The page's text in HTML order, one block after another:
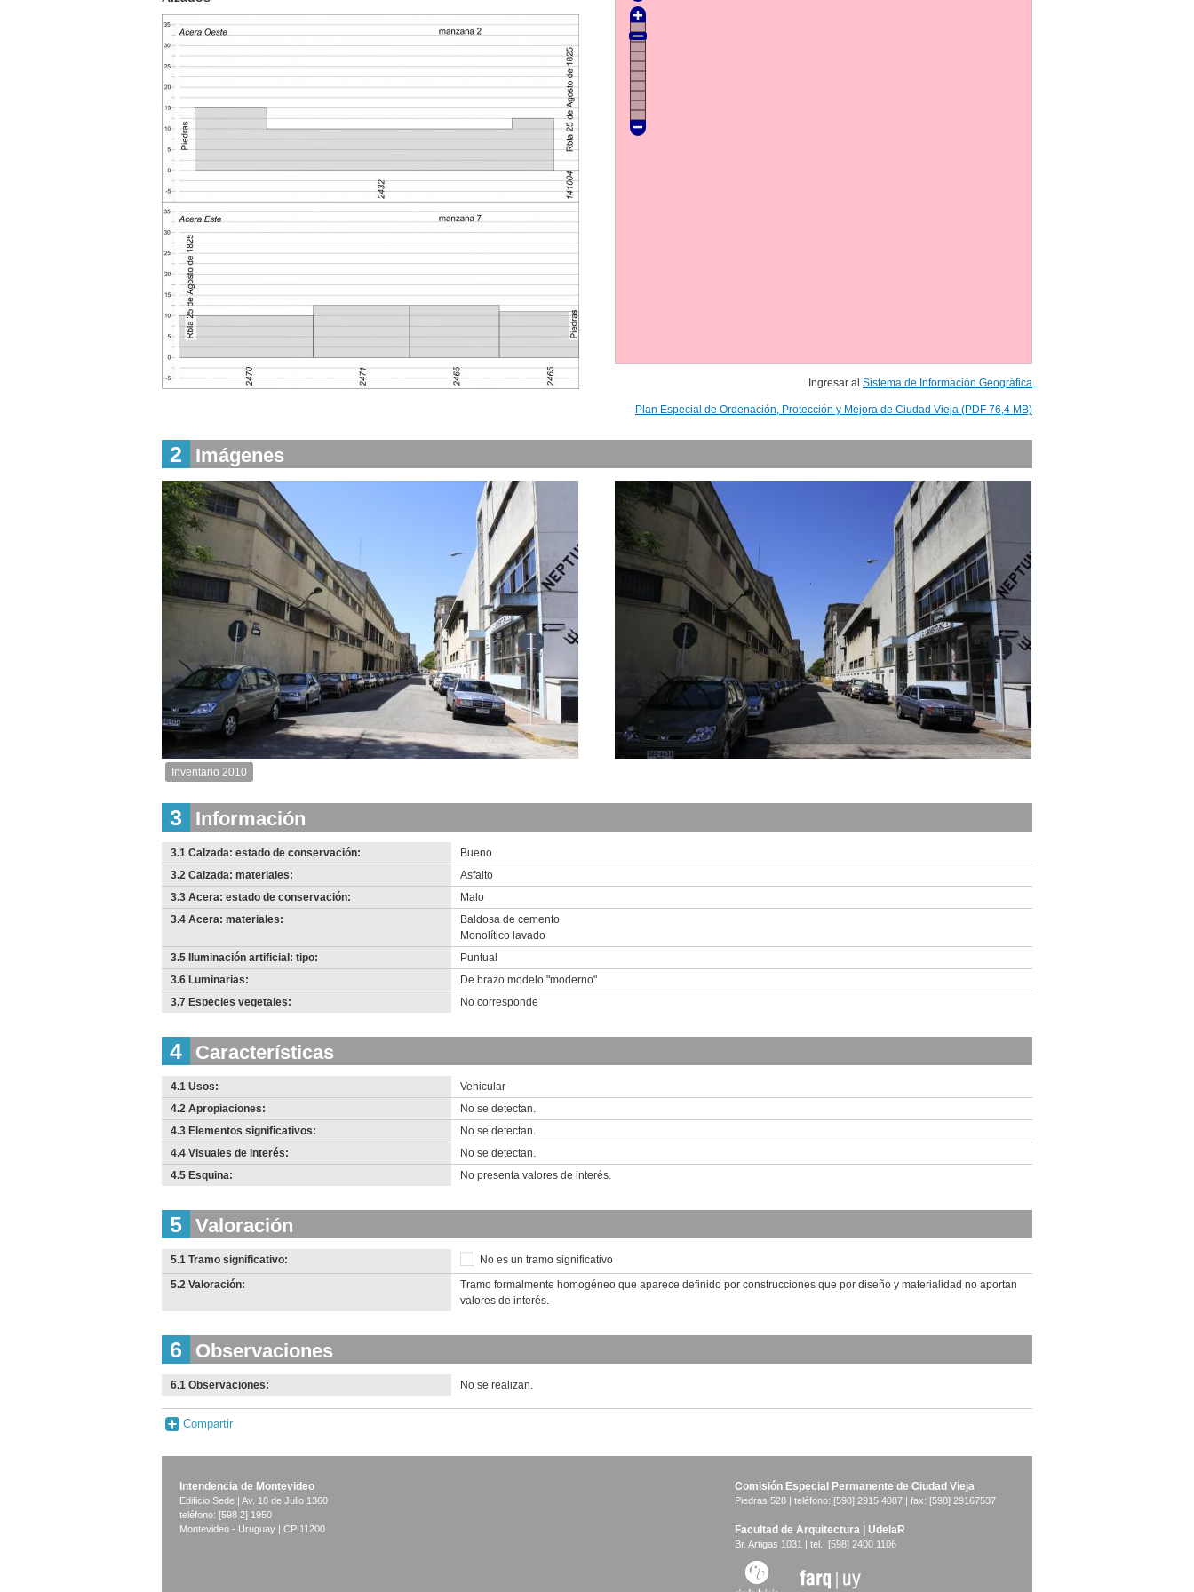
original
Ingresar al Sistema de Información Geográfica
Plan Especial de Ordenación, Protección y Mejora de Ciudad Vieja (PDF 76,4 MB)
2 Imágenes
Inventario
Descargar
imagen
original
Inventario 2010
Juan Lindolfo Cuestas (LC 1)
Descargar tamaño original
Anterior Pausa Siguiente
2010
imagen
3 Información
3.1 Calzada: estado de conservación:
Bueno
3.2 Calzada: materiales:
Asfalto
3.3 Acera: estado de conservación:
Malo
3.4 Acera: materiales:
Baldosa de cemento
Monolítico lavado
3.5 Iluminación artificial: tipo:
Puntual
3.6 Luminarias:
De brazo modelo "moderno"
3.7 Especies vegetales:
No corresponde
4 Características
4.1 Usos:
Vehicular
4.2 Apropiaciones:
No se detectan.
4.3 Elementos significativos:
No se detectan.
4.4 Visuales de interés:
No se detectan.
4.5 Esquina:
No presenta valores de interés.
5 Valoración
5.1 Tramo significativo:
No es un tramo significativo
5.2 Valoración:
Tramo formalmente homogéneo que aparece definido por construcciones que por diseño y materialidad no aportan
valores de interés.
6 Observaciones
6.1 Observaciones: No se realizan.
Compartir
Intendencia de Montevideo
Edificio Sede | Av. 18 de Julio 1360
teléfono: [598 2] 1950
Montevideo - Uruguay | CP 11200
Comisión Especial Permanente de Ciudad Vieja
Piedras 528 | teléfono: [598] 2915 4087 | fax: [598] 29167537
Facultad de Arquitectura | UdelaR
Br. Artigas 1031 | tel.: [598] 2400 1106